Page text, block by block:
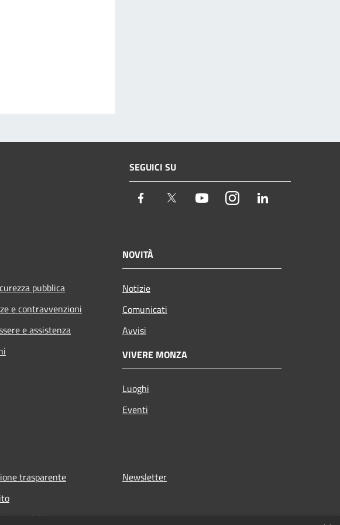
SEGUICI SU
Facebook Twitter YoutubeInstagram
pubblica
e contravvenzioni
e assistenza
NOVITÀ
Notizie
Comunicati
Avvisi
VIVERE MONZA
Luoghi
Eventi
trasparente
dell'Ente
Newsletter